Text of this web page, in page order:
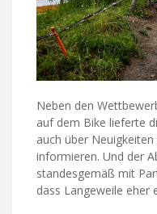
Neben den
auf dem Bike lieferte
auch über
informieren. Und der
standesgemäß mit
dass Langeweile eher